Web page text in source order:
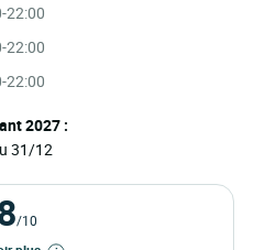
22:00
22:00
22:00
2027 :
31/12
/10